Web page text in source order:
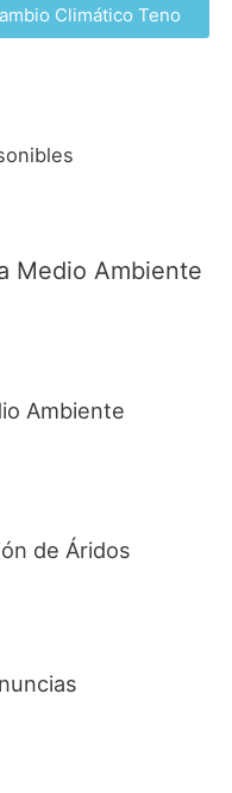
Climático Teno
Medio Ambiente
Ambiente
de Áridos